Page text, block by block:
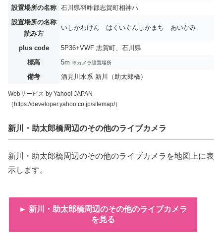
設置場所の名称
石川県羽咋郡志賀町相神ハ
設置場所の名称
読み方
いしかわけん はくいぐんしかまち あいかみ
plus code
5P36+VWF 志賀町、石川県
標高
5m ※カメラ設置場所
備考 酒見川水系 新川（助太郎橋）
Webサービス by Yahoo! JAPAN
（https://developer.yahoo.co.jp/sitemap/）
新川・助太郎橋周辺のその他のライブカメラ
新川・助太郎橋周辺のその他のライブカメラを地図上に表
示します。
► 新川・助太郎橋周辺のその他のライブカメラ
を見る